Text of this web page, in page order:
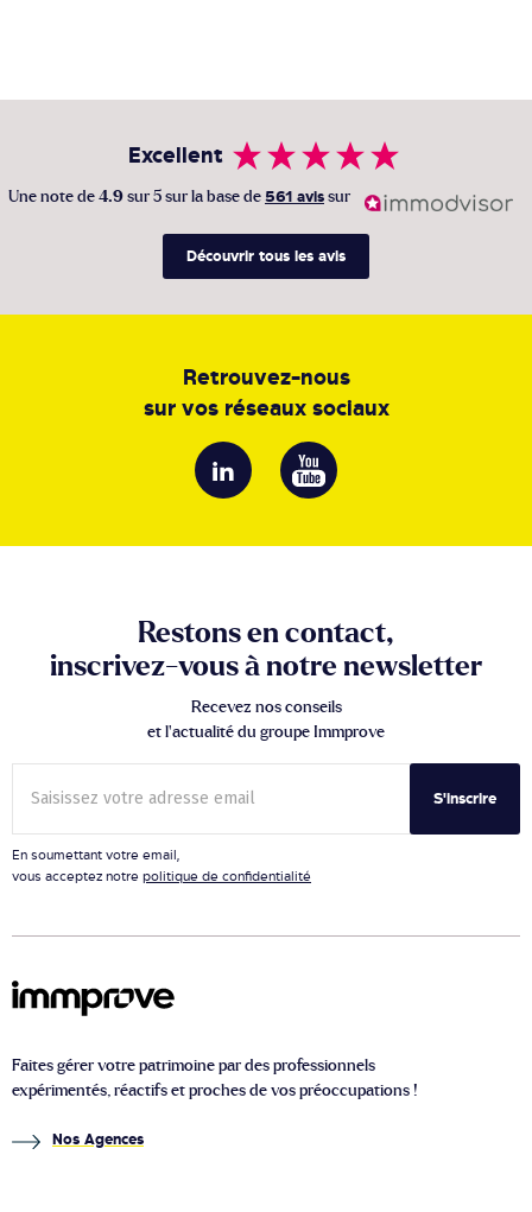
Excellent
Une note de 4.9 sur 5 sur la base de 561 avis sur
Découvrir tous les avis
Retrouvez-nous
sur vos réseaux sociaux
Restons en contact,
inscrivez-vous à notre newsletter
Recevez nos conseils
et l’actualité du groupe Immprove
S'inscrire
En soumettant votre email,
vous acceptez notre politique de confidentialité
Faites gérer votre patrimoine par des professionnels
expérimentés, réactifs et proches de vos préoccupations !
Nos Agences